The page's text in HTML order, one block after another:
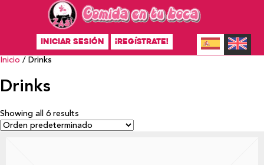
INICIAR SESIÓN ¡REGÍSTRATE!
Inicio / Drinks
Drinks
Showing all 6 results